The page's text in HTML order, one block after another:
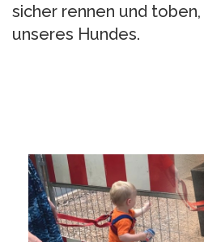
sicher rennen und
unseres Hundes.